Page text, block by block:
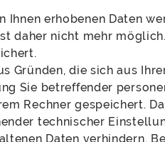
Ihnen erhobenen Daten
daher nicht mehr
Gründen, die sich aus
Sie betreffender
Rechner gespeichert.
technischer
Daten verhindern.